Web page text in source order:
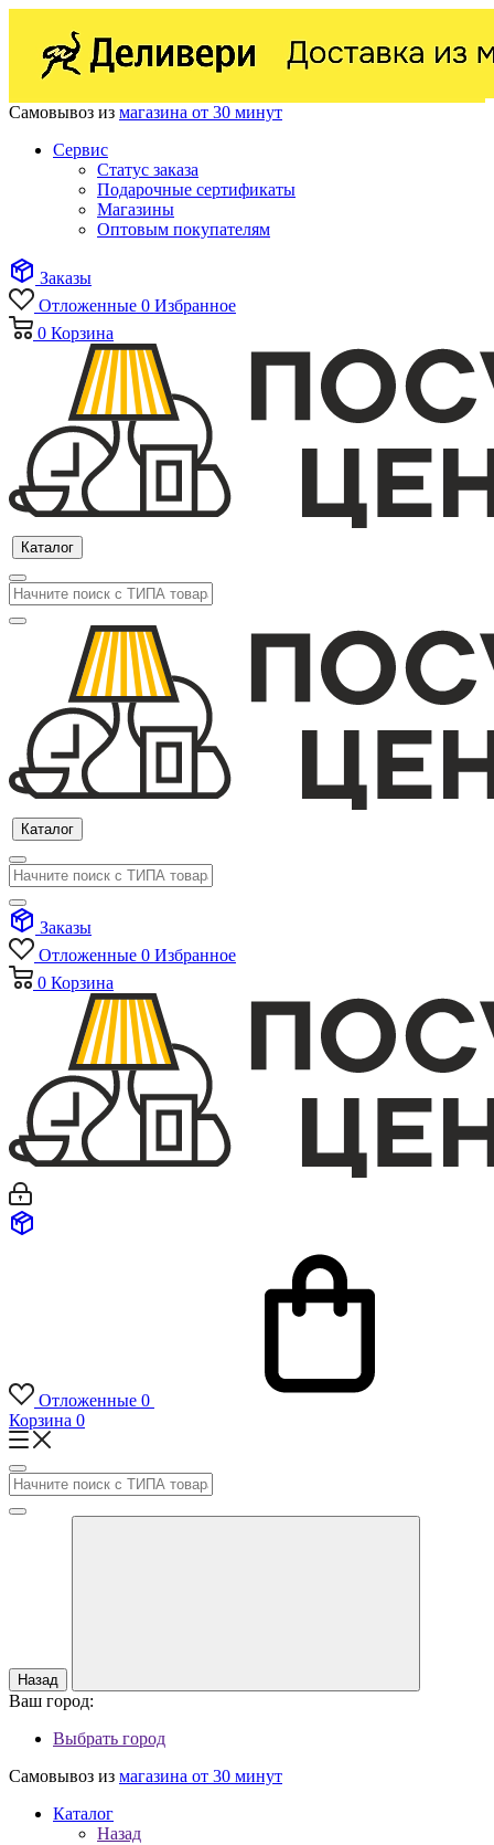
Самовывоз из магазина от 30 минут
Сервис
Статус заказа
Подарочные сертификаты
Магазины
Оптовым покупателям
Заказы
Отложенные 0 Избранное
0 Корзина
Каталог
Каталог
Заказы
Отложенные 0 Избранное
0 Корзина
Отложенные 0
Корзина 0
Назад
Ваш город:
Выбрать город
Самовывоз из магазина от 30 минут
Каталог
Назад